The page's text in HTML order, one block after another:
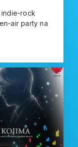
indie-rock
air party na